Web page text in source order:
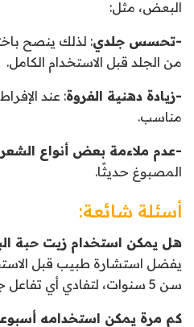
البعض، مثل:
-تحسس جلدي: لذلك ينصح
من الجلد قبل الاستخدام الكامل.
-زيادة دهنية الفروة: عند
مناسب.
-عدم ملاءمة بعض أنواع الشعر
المصبوغ حديثًا.
أسئلة شائعة:
هل يمكن استخدام زيت حبة
يفضل استشارة طبيب قبل
سن 5 سنوات، لتفادي أي تفاعل جلدي.
كم مرة يمكن استخدامه